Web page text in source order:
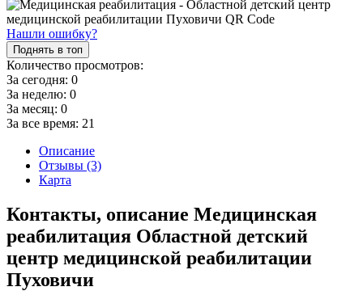
Нашли ошибку?
Поднять в топ
Количество просмотров:
За сегодня: 0
За неделю: 0
За месяц: 0
За все время: 21
Описание
Отзывы (3)
Карта
Контакты, описание Медицинская
реабилитация Областной детский
центр медицинской реабилитации
Пуховичи